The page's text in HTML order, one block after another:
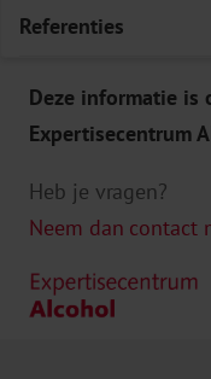
Deze informatie is
Expertisecentrum
Heb je vragen?
Neem dan contact
Referenties